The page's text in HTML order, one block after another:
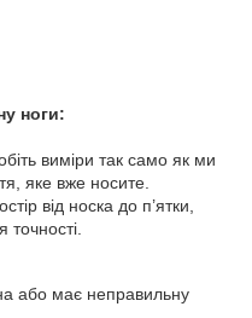
ноги:
виміри так само як ми
яке вже носите.
від носка до п’ятки,
або має неправильну